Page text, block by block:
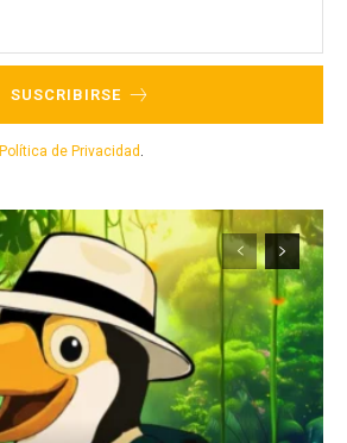
SUSCRIBIRSE
Política de Privacidad .